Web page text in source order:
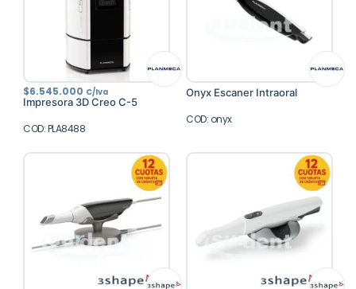
$6.545.000 C/Iva
Impresora 3D Creo C-5
COD: PLA8488
Onyx Escaner Intraoral
COD: onyx